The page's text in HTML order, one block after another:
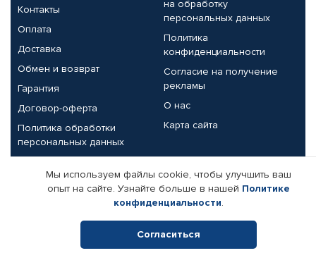
Контакты
Оплата
Доставка
Обмен и возврат
Гарантия
Договор-оферта
Политика обработки
персональных данных
на обработку
персональных данных
Политика
конфиденциальности
Согласие на получение
рекламы
О нас
Карта сайта
Партнерам
Корпоративным клиентам
Поставщикам
Реквизиты компании
Мы используем файлы cookie, чтобы улучшить ваш
опыт на сайте. Узнайте больше в нашей Политике
конфиденциальности.
Согласиться